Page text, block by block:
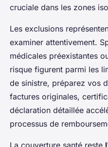
cruciale dans les zones
Les exclusions
examiner attentivement.
médicales préexistantes
risque figurent parmi les
de sinistre, préparez vos
factures originales,
déclaration détaillée
processus de
La couverture santé reste